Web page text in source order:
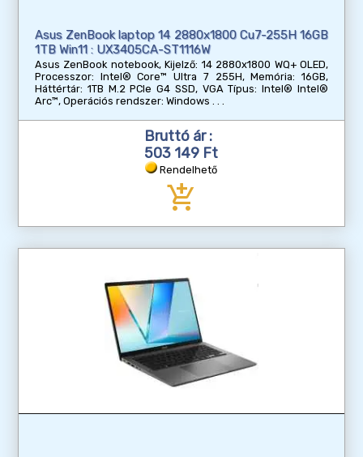
Asus ZenBook laptop 14 2880x1800 Cu7-255H 16GB
1TB Win11 : UX3405CA-ST1116W
Asus ZenBook notebook, Kijelző: 14 2880x1800 WQ+ OLED,
Processzor: Intel® Core™ Ultra 7 255H, Memória: 16GB,
Háttértár: 1TB M.2 PCIe G4 SSD, VGA Típus: Intel® Intel®
Arc™, Operációs rendszer: Windows
Bruttó ár :
503 149 Ft
Rendelhető
add_shopping_cart